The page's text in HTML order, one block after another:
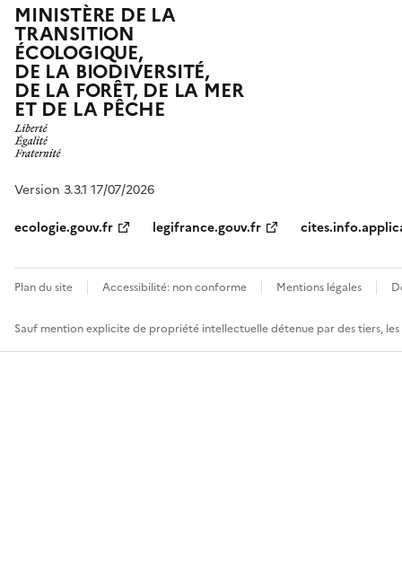
MINISTÈRE DE LA
TRANSITION
ÉCOLOGIQUE,
DE LA BIODIVERSITÉ,
DE LA FORÊT, DE LA MER
ET DE LA PÊCHE
Version 3.3.1 17/07/2026
ecologie.gouv.fr
legifrance.gouv.fr
Plan du site Accessibilité: non conforme Mentions légales
Sauf mention explicite de propriété intellectuelle détenue par des tiers,